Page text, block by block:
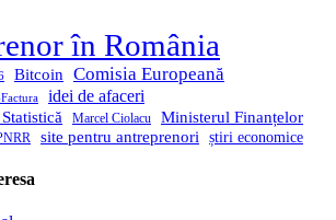
în România
Bitcoin Comisia Europeană
idei de afaceri
Marcel Ciolacu Ministerul Finanțelor
site pentru antreprenori știri economice